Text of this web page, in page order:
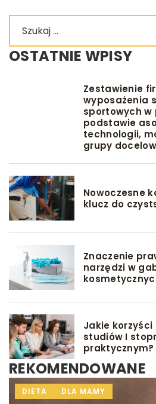
OSTATNIE WPISY
Zestawienie
wyposażenia
sportowych w
podstawie
technologii,
grupy
Nowoczesne
klucz do
Znaczenie
narzędzi w
Jakie korzyści
studiów I
praktycznym?
REKOMENDOWANE
INNE
DIETA DLA MAMY
GRY I ZABAWY